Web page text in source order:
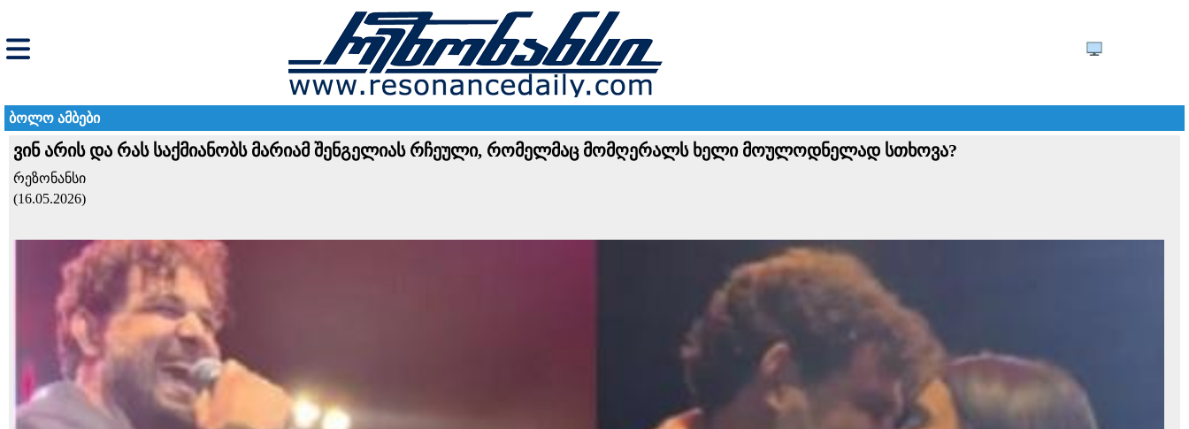
ბოლო ამბები
ვინ არის და რას საქმიანობს მარიამ შენგელიას რჩეული, რომელმაც მომღერალს ხელი მოულოდნელად სთხოვა?
რეზონანსი
(16.05.2026)